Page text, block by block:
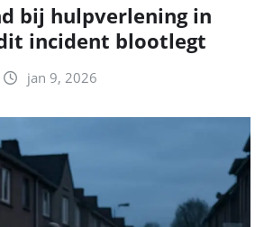
bij hulpverlening in
incident blootlegt
jan 9, 2026